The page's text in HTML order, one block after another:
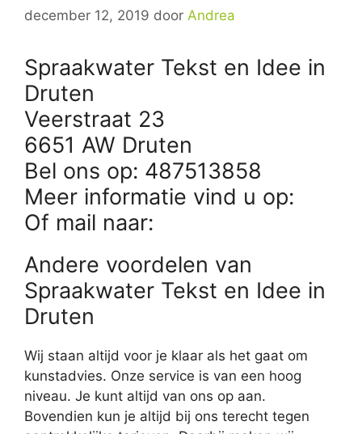
december 12, 2019 door Andrea
Spraakwater Tekst en Idee in
Druten
Veerstraat 23
6651 AW Druten
Bel ons op: 487513858
Meer informatie vind u op:
Of mail naar:
Andere voordelen van
Spraakwater Tekst en Idee in
Druten
Wij staan altijd voor je klaar als het gaat om
kunstadvies. Onze service is van een hoog
niveau. Je kunt altijd van ons op aan.
Bovendien kun je altijd bij ons terecht tegen